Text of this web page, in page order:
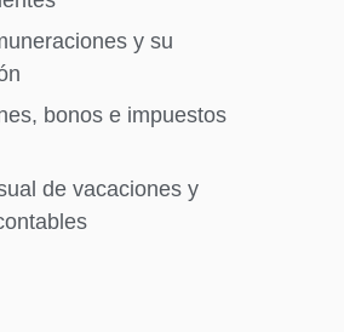
y su
bonos e impuestos
de vacaciones y